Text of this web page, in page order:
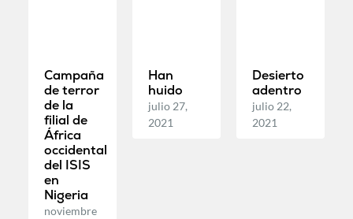
Campaña
de terror
de la
filial de
África
occidental
del ISIS
en
Nigeria
noviembre
Han
huido
julio 27,
2021
Desierto
adentro
julio 22,
2021